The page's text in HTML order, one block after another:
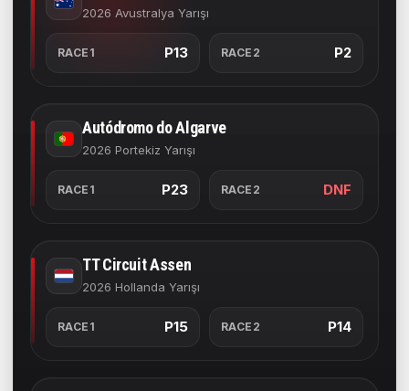
2026 Avustralya Yarışı
RACE1 P13 RACE2 P2
Autódromo do Algarve
2026 Portekiz Yarışı
RACE1 P23 RACE2 DNF
TT Circuit Assen
2026 Hollanda Yarışı
RACE1 P15 RACE2 P14